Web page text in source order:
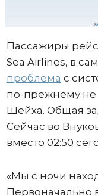
Пассажиры
Sea Airlines, в
проблема с
по-прежнему не
Шейха. Общая
Сейчас во
вместо 02:50
«Мы с ночи
Первоначально